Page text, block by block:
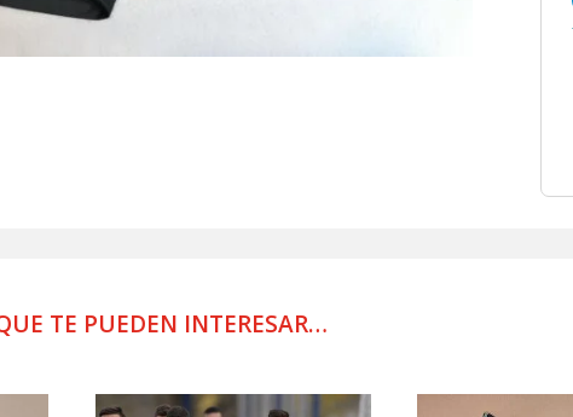
TE PUEDEN INTERESAR…